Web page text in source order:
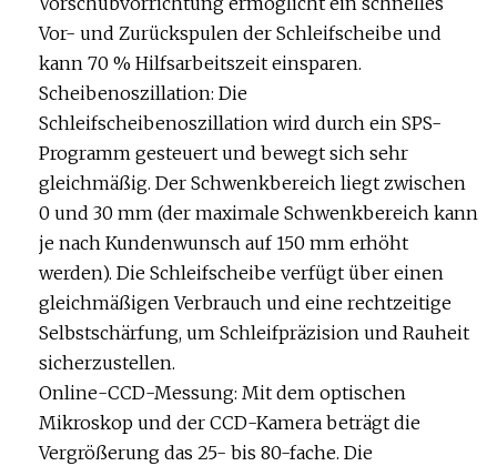
Vor- und Zurückspulen der Schleifscheibe und
kann 70 % Hilfsarbeitszeit einsparen.
Scheibenoszillation: Die
Schleifscheibenoszillation wird durch ein SPS-
Programm gesteuert und bewegt sich sehr
gleichmäßig. Der Schwenkbereich liegt zwischen
0 und 30 mm (der maximale Schwenkbereich kann
je nach Kundenwunsch auf 150 mm erhöht
werden). Die Schleifscheibe verfügt über einen
gleichmäßigen Verbrauch und eine rechtzeitige
Selbstschärfung, um Schleifpräzision und Rauheit
sicherzustellen.
Online-CCD-Messung: Mit dem optischen
Mikroskop und der CCD-Kamera beträgt die
Vergrößerung das 25- bis 80-fache. Die